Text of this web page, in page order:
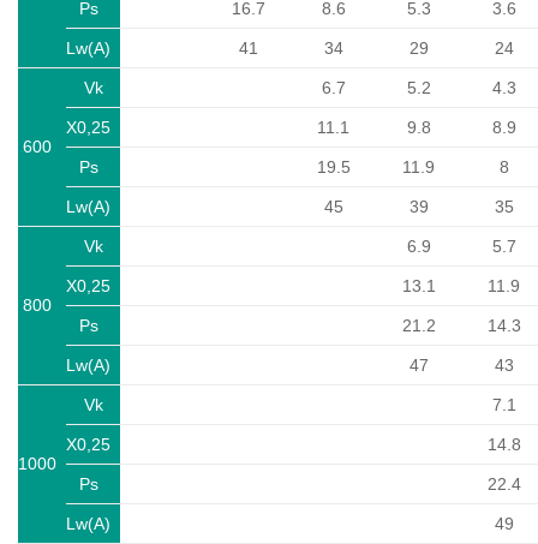
Ps 16.7 8.6 5.3 3.6
Lw(A) 41 34 29 24
600
Vk 6.7 5.2 4.3
X0,25 11.1 9.8 8.9
Ps 19.5 11.9 8
Lw(A) 45 39 35
800
Vk 6.9 5.7
X0,25 13.1 11.9
Ps 21.2 14.3
Lw(A) 47 43
1000
Vk 7.1
X0,25 14.8
Ps 22.4
Lw(A) 49